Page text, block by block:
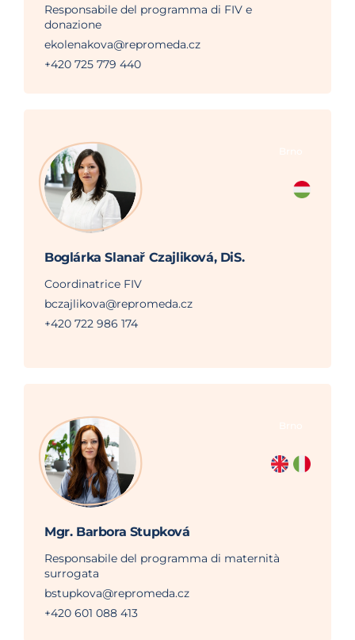
Responsabile del programma di FIV e
donazione
ekolenakova@repromeda.cz
+420 725 779 440
Boglárka Slanař Czajliková, DiS.
Coordinatrice FIV
bczajlikova@repromeda.cz
+420 722 986 174
Mgr. Barbora Stupková
Responsabile del programma di maternità
surrogata
bstupkova@repromeda.cz
+420 601 088 413